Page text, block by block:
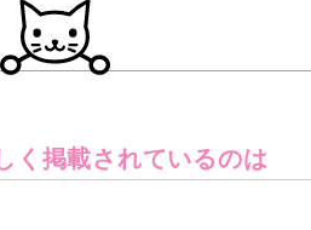
く 掲載されているのは